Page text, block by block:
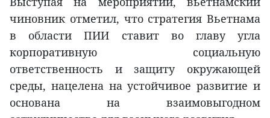
чиновник отметил, что стратегия Вьетнама
в области ПИИ ставит во главу угла
корпоративную социальную
ответственность и защиту окружающей
среды, нацелена на устойчивое развитие и
основана на взаимовыгодном